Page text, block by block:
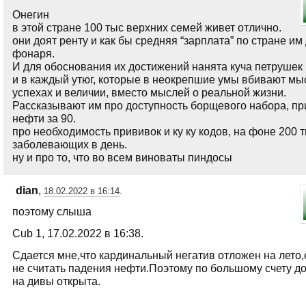
Онегин
в этой стране 100 тыс верхних семей живет отлично.
они доят ренту и как бы средняя “зарплата” по стране им
фонаря.
И для обоснования их достижений нанята куча петрушек
и в каждый утюг, которые в неокрепшие умы вбивают
успехах и величии, вместо мыслей о реальной жизни.
Рассказывают им про доступность борщевого набора,
нефти за 90.
про необходимость прививок и ку ку кодов, на фоне 200
заболевающих в день.
ну и про то, что во всем виноваты пиндосы
dian, 18.02.2022 в 16:14.
поэтому слыша
Сub 1, 17.02.2022 в 16:38.
Сдается мне,что кардинальный негатив отложен на
не считать падения нефти.Поэтому по большому счету
на дивы открыта.